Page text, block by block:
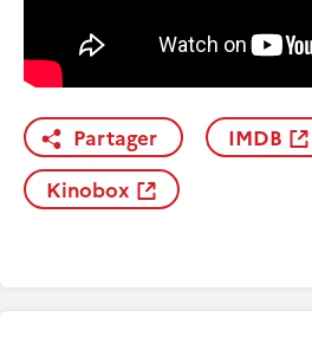
Partager IMDB
Kinobox